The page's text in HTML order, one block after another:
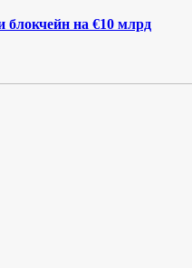
блокчейн на €10 млрд